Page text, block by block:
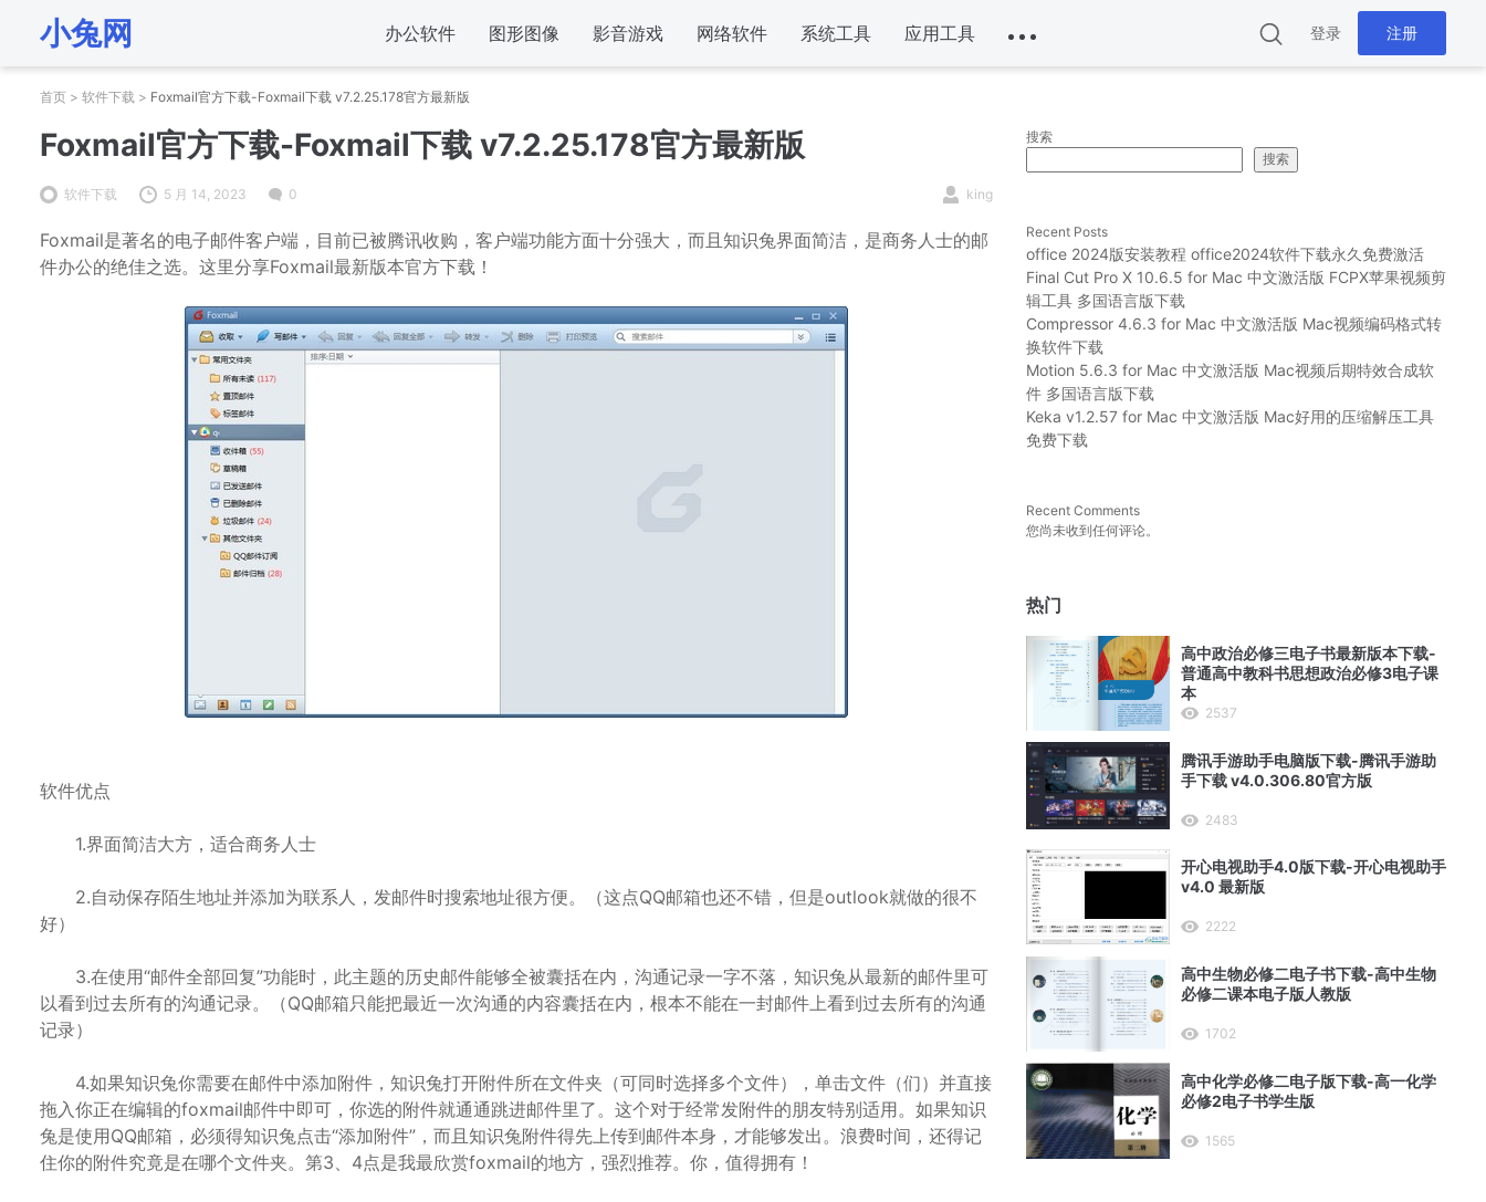
小兔网 办公软件 图形图像 影音游戏 网络软件 系统工具 应用工具 登录 注册
首页 > 软件下载 > Foxmail官方下载-Foxmail下载 v7.2.25.178官方最新版
Foxmail官方下载-Foxmail下载 v7.2.25.178官方最新版
软件下载 5 月 14, 2023 0 king
Foxmail是著名的电子邮件客户端，目前已被腾讯收购，客户端功能方面十分强大，而且知识兔界面简洁，是商务人士的邮
件办公的绝佳之选。这里分享Foxmail最新版本官方下载！
软件优点
1.界面简洁大方，适合商务人士
2.自动保存陌生地址并添加为联系人，发邮件时搜索地址很方便。（这点QQ邮箱也还不错，但是outlook就做的很不
好）
3.在使用“邮件全部回复”功能时，此主题的历史邮件能够全被囊括在内，沟通记录一字不落，知识兔从最新的邮件里可
以看到过去所有的沟通记录。（QQ邮箱只能把最近一次沟通的内容囊括在内，根本不能在一封邮件上看到过去所有的沟通
记录）
4.如果知识兔你需要在邮件中添加附件，知识兔打开附件所在文件夹（可同时选择多个文件），单击文件（们）并直接
拖入你正在编辑的foxmail邮件中即可，你选的附件就通通跳进邮件里了。这个对于经常发附件的朋友特别适用。如果知识
兔是使用QQ邮箱，必须得知识兔点击“添加附件”，而且知识兔附件得先上传到邮件本身，才能够发出。浪费时间，还得记
住你的附件究竟是在哪个文件夹。第3、4点是我最欣赏foxmail的地方，强烈推荐。你，值得拥有！
搜索
搜索
Recent Posts
office 2024版安装教程 office2024软件下载永久免费激活
Final Cut Pro X 10.6.5 for Mac 中文激活版 FCPX苹果视频剪
辑工具 多国语言版下载
Compressor 4.6.3 for Mac 中文激活版 Mac视频编码格式转
换软件下载
Motion 5.6.3 for Mac 中文激活版 Mac视频后期特效合成软
件 多国语言版下载
Keka v1.2.57 for Mac 中文激活版 Mac好用的压缩解压工具
免费下载
Recent Comments
您尚未收到任何评论。
热门
高中政治必修三电子书最新版本下载-
普通高中教科书思想政治必修3电子课
本
2537
腾讯手游助手电脑版下载-腾讯手游助
手下载 v4.0.306.80官方版
2483
开心电视助手4.0版下载-开心电视助手
v4.0 最新版
2222
高中生物必修二电子书下载-高中生物
必修二课本电子版人教版
1702
高中化学必修二电子版下载-高一化学
必修2电子书学生版
1565